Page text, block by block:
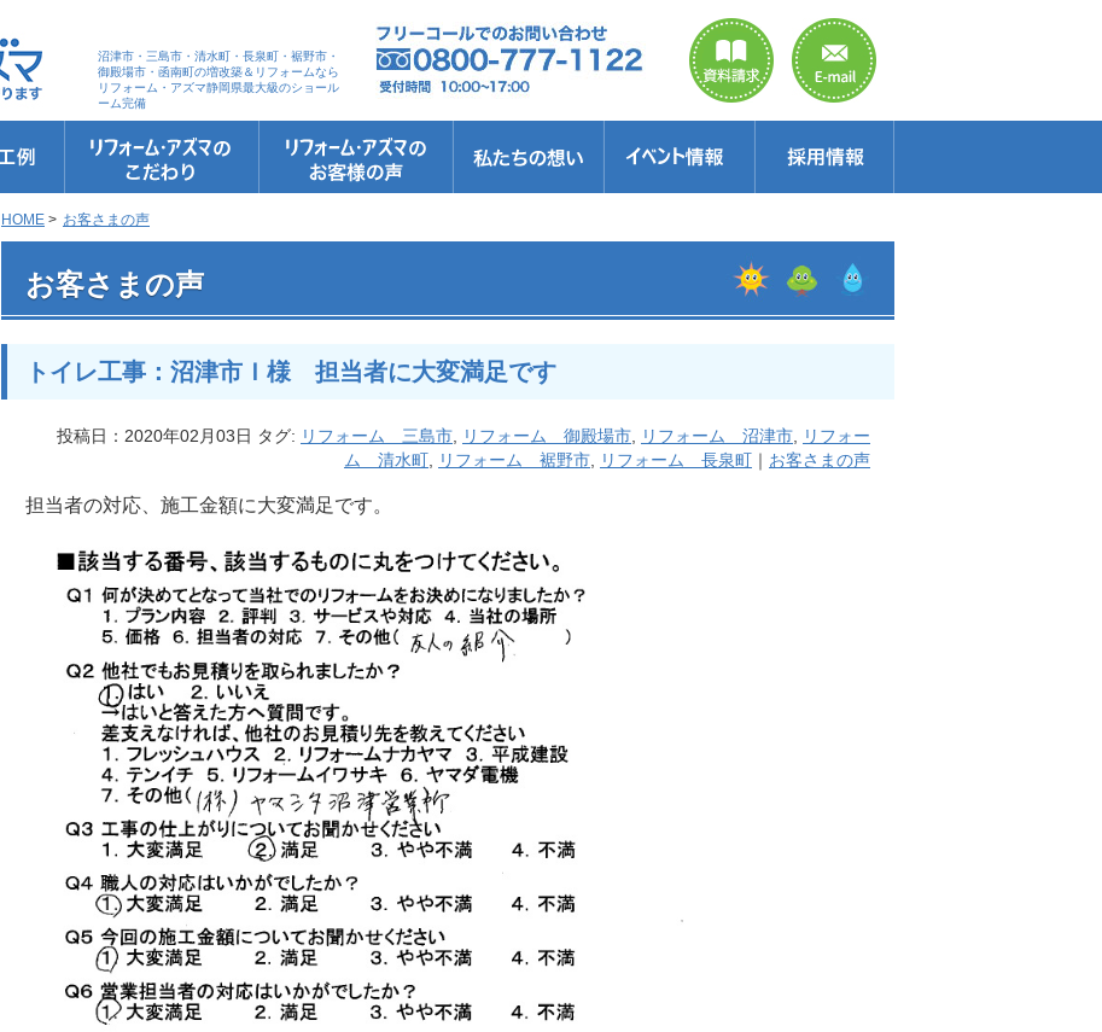
沼津市・三島市・清水町・長泉町・裾野市・
御殿場市・函南町の増改築＆リフォームなら
リフォーム・アズマ静岡県最大級のショール
ーム完備
リフォーム・アズマのこだわり
お客さまへの5つのお約束
リフォームの流れ
リフォームQ&A
安心保証
リフォームローン相談
HOME > お客さまの声
> トイレ工事：沼津市Ｉ様 担当者に大変満足です
お客さまの声
トイレ工事：沼津市Ｉ様 担当者に大変満足です
投稿日：2020年02月03日 タグ: リフォーム 三島市 リフォーム 御殿場市 リフォーム 沼津市
リフォー
ム 清水町
リフォーム 裾野市 リフォーム 長泉町 ｜ お客さまの声
担当者の対応、施工金額に大変満足です。